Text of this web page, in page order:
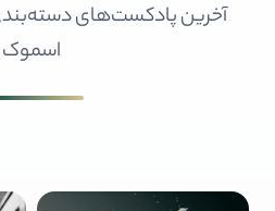
آخرین پادکست‌های
اسموک